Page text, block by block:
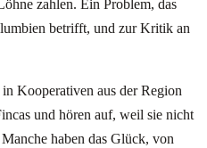
zahlen. Ein Problem, das
betrifft, und zur Kritik an
Kooperativen aus der Region
und hören auf, weil sie nicht
haben das Glück, von